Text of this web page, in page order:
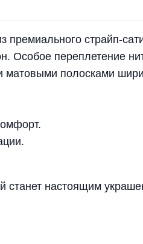
премиального страйп-
Особое переплетение
матовыми полосками
станет настоящим